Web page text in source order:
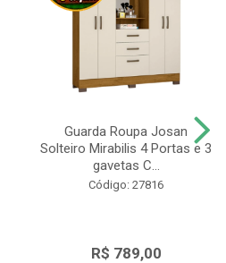
Guarda Roupa Josan
Solteiro Mirabilis 4 Portas e 3
gavetas C...
Código: 27816
R$ 789,00